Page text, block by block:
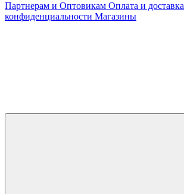
Партнерам и Оптовикам Оплата и доставка
конфиденциальности Магазины